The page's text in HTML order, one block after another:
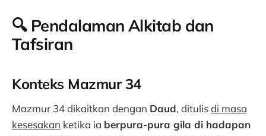
🔍 Pendalaman Alkitab dan
Tafsiran
Konteks Mazmur 34
Mazmur 34 dikaitkan dengan Daud, ditulisdi masa
kesesakan ketika ia berpura-pura gila di hadapan